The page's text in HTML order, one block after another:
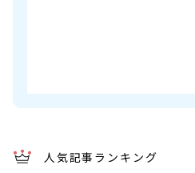
人気記事ランキング